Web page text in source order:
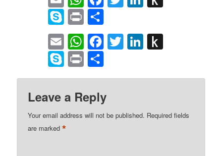
Skype
Print
EmailWhatsApp
Facebook
TwitterLinkedIn
Kindle
Skype
Print
Leave a Reply
Your email address will not be published. Required fields
are marked*